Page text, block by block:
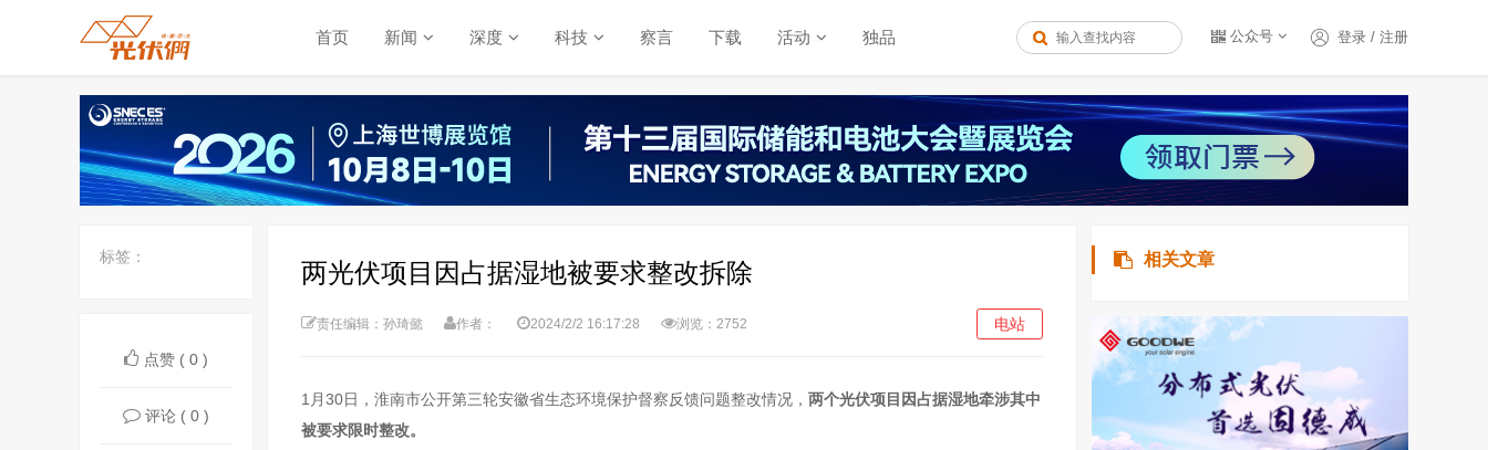
首页 新闻 深度 科技 察言 下载 活动 独品 登录 / 注册
公众号
标签：
点赞 ( 0 )
评论 ( 0 )
两光伏项目因占据湿地被要求整改拆除
责任编辑：孙琦懿 作者： 2024/2/2 16:17:28 浏览：2752 电站
1月30日，淮南市公开第三轮安徽省生态环境保护督察反馈问题整改情况， 两个光伏项目因占据湿地牵涉其中
被要求限时整改。
相关文章